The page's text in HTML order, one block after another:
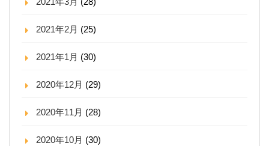
2021年2月 (25)
2021年1月 (30)
2020年12月 (29)
2020年11月 (28)
2020年10月 (30)